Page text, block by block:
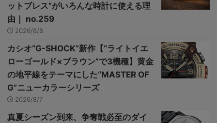
ットブレス”がいろんな時計に使える理
由｜ no.259
2026/8/8
カシオ“G-SHOCK”新作【“ライトイエ
ローゴールド×ブラウン”で3機種】黄金
の地平線をテーマにした“MASTER OF
G”ニューカラーシリーズ
2026/8/7
真夏シーズン到来、争奪戦必至のダイ